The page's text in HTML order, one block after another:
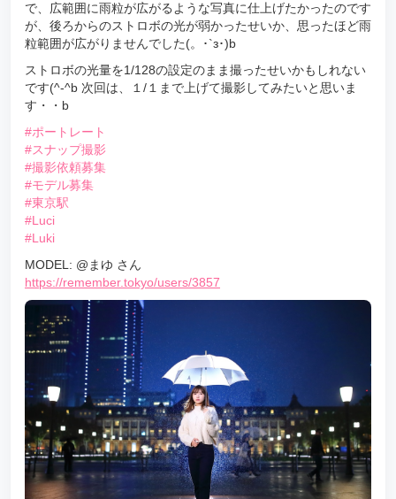
で、広範囲に雨粒が広がるような写真に仕上げたかったのです
が、後ろからのストロボの光が弱かったせいか、思ったほど雨
粒範囲が広がりませんでした(。･`з･)b
ストロボの光量を1/128の設定のまま撮ったせいかもしれない
です(^-^b 次回は、１/１まで上げて撮影してみたいと思いま
す・・b
#ポートレート
#スナップ撮影
#撮影依頼募集
#モデル募集
#東京駅
#Luci
#Luki
MODEL: @まゆ さん
https://remember.tokyo/users/3857